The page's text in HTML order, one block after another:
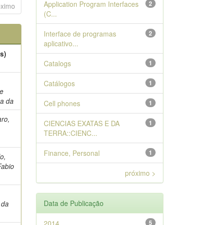
da
2
Application Program Interfaces
(C...
2
Interface de programas
aplicativo...
1
Catalogs
1
Catálogos
1
Cell phones
1
CIENCIAS EXATAS E DA
TERRA::CIENC...
1
Finance, Personal
próximo >
Data de Publicação
5
2014